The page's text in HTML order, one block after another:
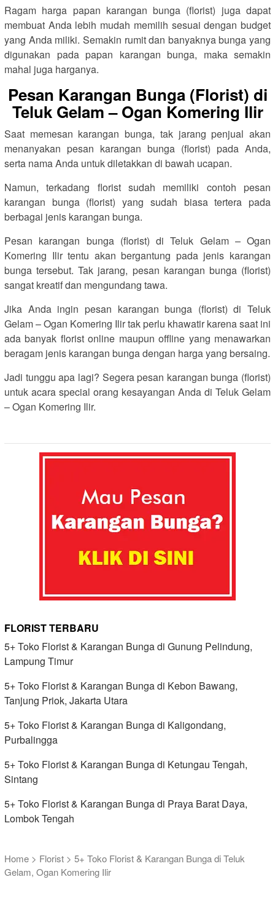
Ragam harga papan karangan bunga (florist) juga dapat
membuat Anda lebih mudah memilih sesuai dengan budget
yang Anda miliki. Semakin rumit dan banyaknya bunga yang
digunakan pada papan karangan bunga, maka semakin
mahal juga harganya.
Pesan Karangan Bunga (Florist) di
Teluk Gelam – Ogan Komering Ilir
Saat memesan karangan bunga, tak jarang penjual akan
menanyakan pesan karangan bunga (florist) pada Anda,
serta nama Anda untuk diletakkan di bawah ucapan.
Namun, terkadang florist sudah memiliki contoh pesan
karangan bunga (florist) yang sudah biasa tertera pada
berbagai jenis karangan bunga.
Pesan karangan bunga (florist) di Teluk Gelam – Ogan
Komering Ilir tentu akan bergantung pada jenis karangan
bunga tersebut. Tak jarang, pesan karangan bunga (florist)
sangat kreatif dan mengundang tawa.
Jika Anda ingin pesan karangan bunga (florist) di Teluk
Gelam – Ogan Komering Ilir tak perlu khawatir karena saat ini
ada banyak florist online maupun offline yang menawarkan
beragam jenis karangan bunga dengan harga yang bersaing.
Jadi tunggu apa lagi? Segera pesan karangan bunga (florist)
untuk acara special orang kesayangan Anda di Teluk Gelam
– Ogan Komering Ilir.
FLORIST TERBARU
5+ Toko Florist & Karangan Bunga di Gunung Pelindung,
Lampung Timur
5+ Toko Florist & Karangan Bunga di Kebon Bawang,
Tanjung Priok, Jakarta Utara
5+ Toko Florist & Karangan Bunga di Kaligondang,
Purbalingga
5+ Toko Florist & Karangan Bunga di Ketungau Tengah,
Sintang
5+ Toko Florist & Karangan Bunga di Praya Barat Daya,
Lombok Tengah
Home > Florist > 5+ Toko Florist & Karangan Bunga di Teluk
Gelam, Ogan Komering Ilir